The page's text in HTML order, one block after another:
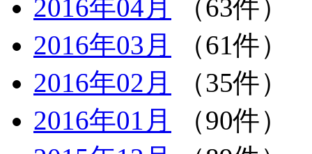
2016年04月
（63件）
2016年03月
（61件）
2016年02月
（35件）
2016年01月
（90件）